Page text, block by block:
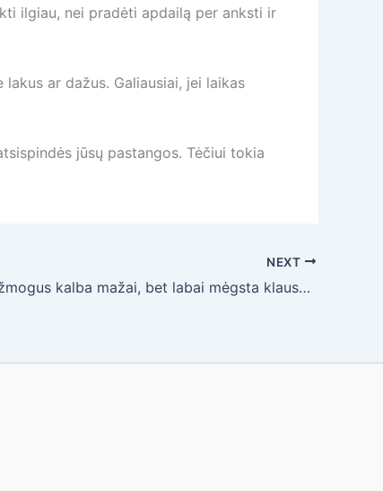
ilgiau, nei pradėti apdailą per anksti ir
ar dažus. Galiausiai, jei laikas
jūsų pastangos. Tėčiui tokia
NEXT
Ką reiškia, jei žmogus kalba mažai, bet labai mėgsta klausytis kitų?